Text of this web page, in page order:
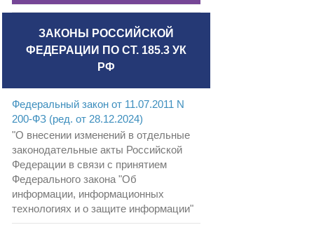
ЗАКОНЫ РОССИЙСКОЙ
ФЕДЕРАЦИИ ПО СТ. 185.3 УК
РФ
Федеральный закон от 11.07.2011 N
200-ФЗ (ред. от 28.12.2024)
"О внесении изменений в отдельные
законодательные акты Российской
Федерации в связи с принятием
Федерального закона "Об
информации, информационных
технологиях и о защите информации"